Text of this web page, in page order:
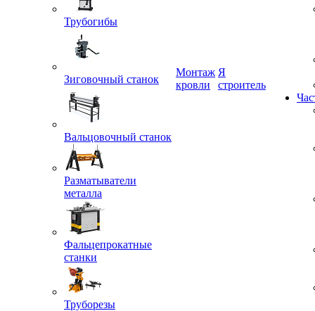
Трубогибы
Зиговочный станок
Вальцовочный станок
Разматыватели
металла
Фальцепрокатные
станки
Труборезы
кровли
строитель